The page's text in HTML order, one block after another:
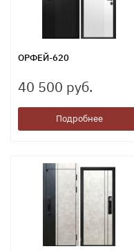
ОРФЕЙ-620
40 500 руб.
Подробнее